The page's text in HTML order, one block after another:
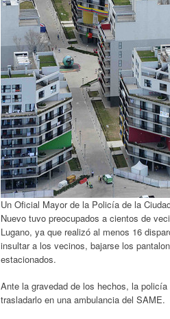
Un Oficial Mayor de la Policía de la
Nuevo tuvo preocupados a cientos de
Lugano, ya que realizó al menos 16
insultar a los vecinos, bajarse los
estacionados.
Ante la gravedad de los hechos, la
trasladarlo en una ambulancia del SAME.